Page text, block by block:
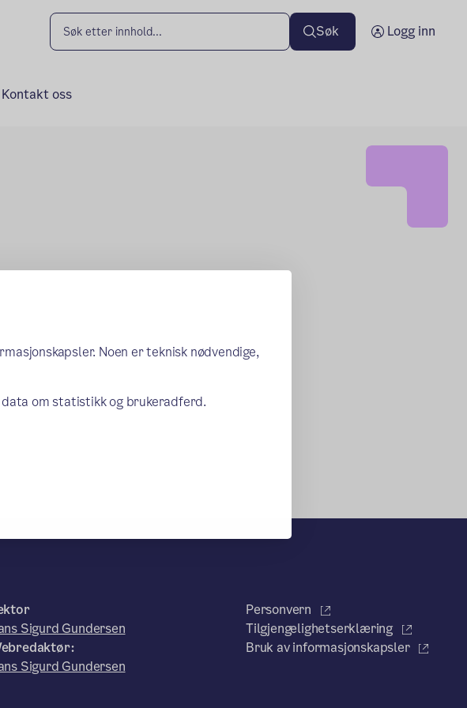
Noen er teknisk nødvendige,
om statistikk og brukeradferd.
Søk Logg inn
Kontakt oss
Sigurd Gundersen
Sigurd Gundersen
Personvern
Tilgjengelighetserklæring
Bruk av informasjonskapsler